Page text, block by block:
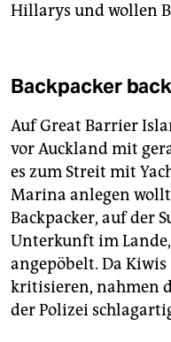
Hillarys und wollen
Backpacker
Auf Great Barrier
vor Auckland mit
es zum Streit mit
Marina anlegen
Backpacker, auf der
Unterkunft im
angepöbelt. Da
kritisieren, nahmen
der Polizei